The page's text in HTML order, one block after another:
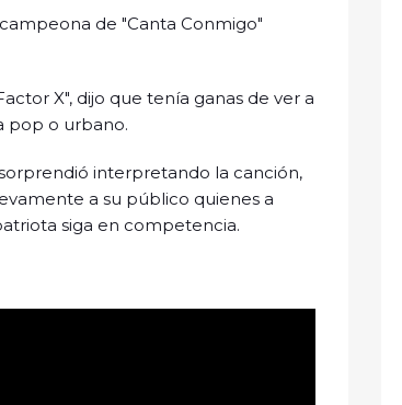
de "Canta Conmigo"
X", dijo que tenía ganas de ver a
pop o urbano.
interpretando la canción,
a su público quienes a
siga en competencia.